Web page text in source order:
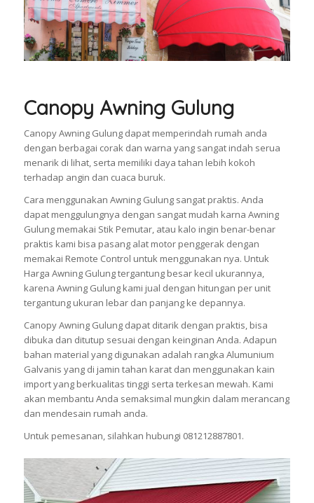
Canopy Awning Gulung
Canopy Awning Gulung dapat memperindah rumah anda
dengan berbagai corak dan warna yang sangat indah serua
menarik di lihat, serta memiliki daya tahan lebih kokoh
terhadap angin dan cuaca buruk.
Cara menggunakan Awning Gulung sangat praktis. Anda
dapat menggulungnya dengan sangat mudah karna Awning
Gulung memakai Stik Pemutar, atau kalo ingin benar-benar
praktis kami bisa pasang alat motor penggerak dengan
memakai Remote Control untuk menggunakan nya. Untuk
Harga Awning Gulung tergantung besar kecil ukurannya,
karena Awning Gulung kami jual dengan hitungan per unit
tergantung ukuran lebar dan panjang ke depannya.
Canopy Awning Gulung dapat ditarik dengan praktis, bisa
dibuka dan ditutup sesuai dengan keinginan Anda. Adapun
bahan material yang digunakan adalah rangka Alumunium
Galvanis yang di jamin tahan karat dan menggunakan kain
import yang berkualitas tinggi serta terkesan mewah. Kami
akan membantu Anda semaksimal mungkin dalam merancang
dan mendesain rumah anda.
Untuk pemesanan, silahkan hubungi 081212887801.